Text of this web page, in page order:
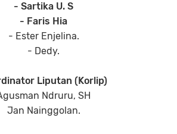
- Sartika U. S
- Faris Hia
- Ester Enjelina.
- Dedy.
Liputan (Korlip)
Ndruru, SH
Jan Nainggolan.